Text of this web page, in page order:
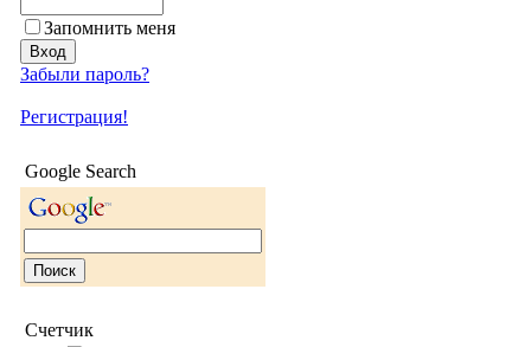
Запомнить меня
Забыли пароль?
Регистрация!
Google Search
Счетчик